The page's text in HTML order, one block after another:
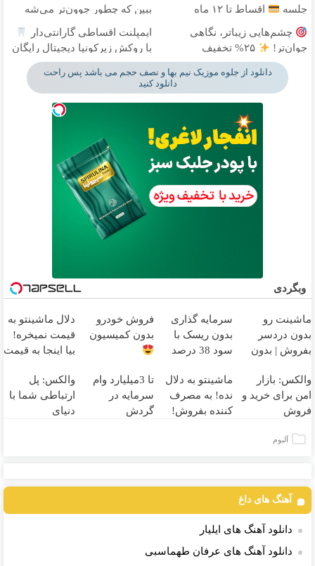
جلسه
اقساط تا ۱۲ ماه
ببین که چطور جوون‌تر می‌شه
چشم‌هایی زیباتر، نگاهی
جوان‌تر!
۲۵% تخفیف
بلفاروپلاستی
ایمپلنت اقساطی گارانتی‌دار
با روکش زیرکونیا دیجیتال رایگان
دانلود از جلوه موزیک نیم بها و نصف حجم می باشد پس راحت
دانلود کنید
وبگردی
ماشینت رو
بدون دردسر
بفروش | بدون
سرمایه گذاری
بدون ریسک با
سود 38 درصد
فروش خودرو
بدون کمیسیون
دلال ماشینتو به
قیمت نمیخره!
بیا اینجا به قیمت
خریدار واقعی*
والکس: بازار
امن برای خرید و
فروش
دیجیتال
ماشینتو به دلال
نده! به مصرف
کننده بفروش!
تا 3میلیارد وام
سرمایه در
گردش
والکس: پل
ارتباطی شما با
دنیای
آلبوم
آهنگ های داغ
دانلود آهنگ های ایلیار
دانلود آهنگ های عرفان طهماسبی